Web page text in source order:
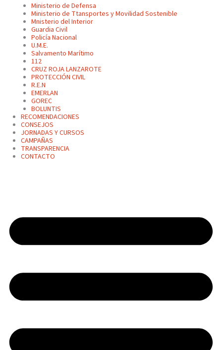
Ministerio de Defensa
Ministerio de Ttansportes y Movilidad Sostenible
Mnisterio del Interior
Guardia Civil
Policía Nacional
U.M.E.
Salvamento Marítimo
112
CRUZ ROJA LANZAROTE
PROTECCIÓN CIVIL
R.E.N
EMERLAN
GOREC
BOLUNTIS
RECOMENDACIONES
CONSEJOS
JORNADAS Y CURSOS
CAMPAÑAS
TRANSPARENCIA
CONTACTO